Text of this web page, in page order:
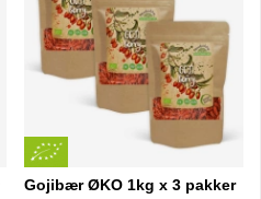
Gojibær ØKO 1kg x 3 pakker